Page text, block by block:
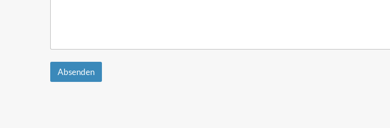
Absenden